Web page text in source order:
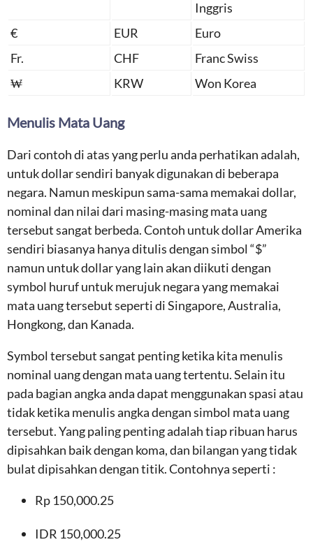
Inggris
€
EUR
Euro
Fr.
CHF
Franc Swiss
₩
KRW Won Korea
Menulis Mata Uang
Dari contoh di atas yang perlu anda perhatikan adalah,
untuk dollar sendiri banyak digunakan di beberapa
negara. Namun meskipun sama-sama memakai dollar,
nominal dan nilai dari masing-masing mata uang
tersebut sangat berbeda. Contoh untuk dollar Amerika
sendiri biasanya hanya ditulis dengan simbol “$”
namun untuk dollar yang lain akan diikuti dengan
symbol huruf untuk merujuk negara yang memakai
mata uang tersebut seperti di Singapore, Australia,
Hongkong, dan Kanada.
Symbol tersebut sangat penting ketika kita menulis
nominal uang dengan mata uang tertentu. Selain itu
pada bagian angka anda dapat menggunakan spasi atau
tidak ketika menulis angka dengan simbol mata uang
tersebut. Yang paling penting adalah tiap ribuan harus
dipisahkan baik dengan koma, dan bilangan yang tidak
bulat dipisahkan dengan titik. Contohnya seperti :
Rp 150,000.25
IDR 150,000.25